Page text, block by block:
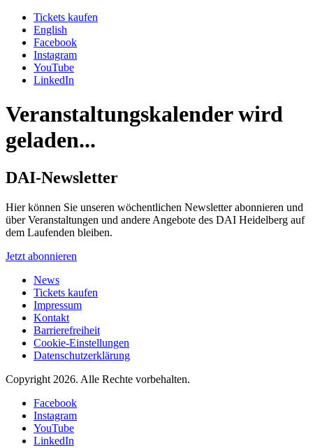
Tickets kaufen
English
Facebook
Instagram
YouTube
LinkedIn
Veranstaltungskalender wird
geladen...
DAI-Newsletter
Hier können Sie unseren wöchentlichen Newsletter abonnieren und
über Veranstaltungen und andere Angebote des DAI Heidelberg auf
dem Laufenden bleiben.
Jetzt abonnieren
News
Tickets kaufen
Impressum
Kontakt
Barrierefreiheit
Cookie-Einstellungen
Datenschutzerklärung
Copyright 2026. Alle Rechte vorbehalten.
Facebook
Instagram
YouTube
LinkedIn